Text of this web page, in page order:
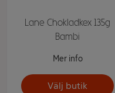
Lane Chokladkex 135g
Bambi
Mer info
Välj butik